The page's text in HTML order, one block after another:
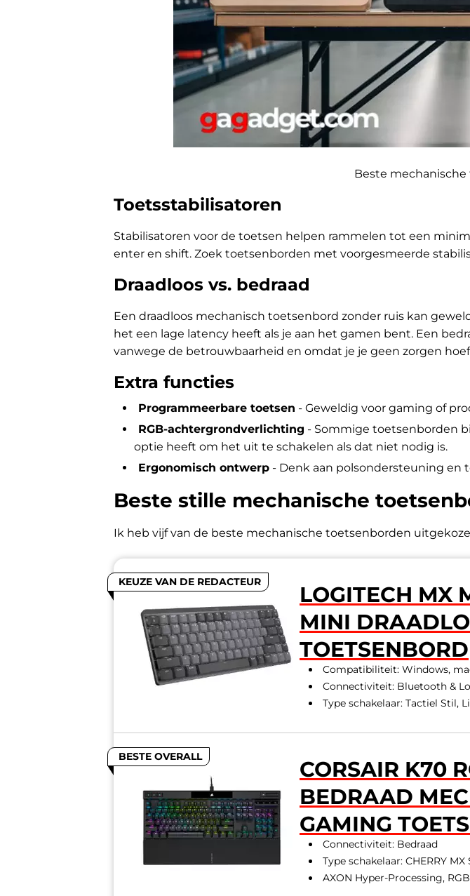
Beste mechanische
Toetsstabilisatoren
Stabilisatoren voor de toetsen helpen rammelen tot een
enter en shift. Zoek toetsenborden met voorgesmeerde
Draadloos vs. bedraad
Een draadloos mechanisch toetsenbord zonder ruis kan
het een lage latency heeft als je aan het gamen bent. Een
vanwege de betrouwbaarheid en omdat je je geen zorgen
Extra functies
Programmeerbare toetsen - Geweldig voor gaming of
RGB-achtergrondverlichting - Sommige toetsenborden
optie heeft om het uit te schakelen als dat niet nodig is.
Ergonomisch ontwerp- Denk aan polsondersteuning en
Beste stille mechanische
Ik heb vijf van de beste mechanische toetsenborden
KEUZE VAN DE REDACTEUR
LOGITECH MX
MINI
TOETSENBORD
Compatibiliteit: Windows,
Connectiviteit: Bluetooth &
Type schakelaar: Tactiel Stil,
BESTE OVERALL
CORSAIR K70
BEDRAAD
GAMING
Connectiviteit: Bedraad
Type schakelaar: CHERRY MX
AXON Hyper-Processing,